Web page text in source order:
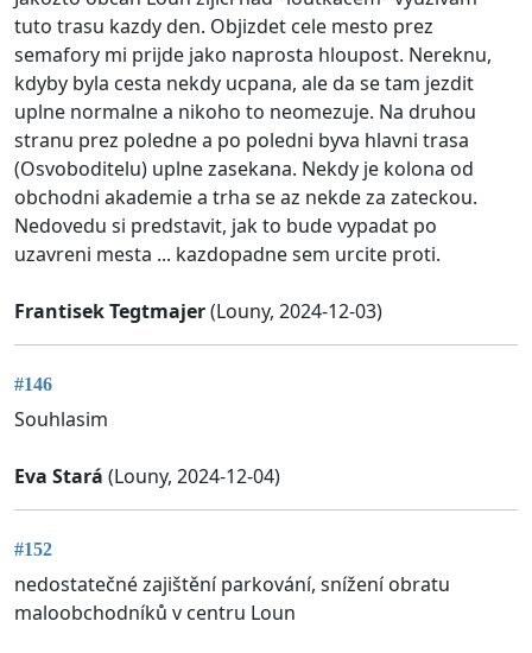
tuto trasu kazdy den. Objizdet cele mesto prez
semafory mi prijde jako naprosta hloupost. Nereknu,
kdyby byla cesta nekdy ucpana, ale da se tam jezdit
uplne normalne a nikoho to neomezuje. Na druhou
stranu prez poledne a po poledni byva hlavni trasa
(Osvoboditelu) uplne zasekana. Nekdy je kolona od
obchodni akademie a trha se az nekde za zateckou.
Nedovedu si predstavit, jak to bude vypadat po
uzavreni mesta ... kazdopadne sem urcite proti.
Frantisek Tegtmajer(Louny, 2024-12-03)
#146
Souhlasim
Eva Stará (Louny, 2024-12-04)
#152
nedostatečné zajištění parkování, snížení obratu
maloobchodníků v centru Loun